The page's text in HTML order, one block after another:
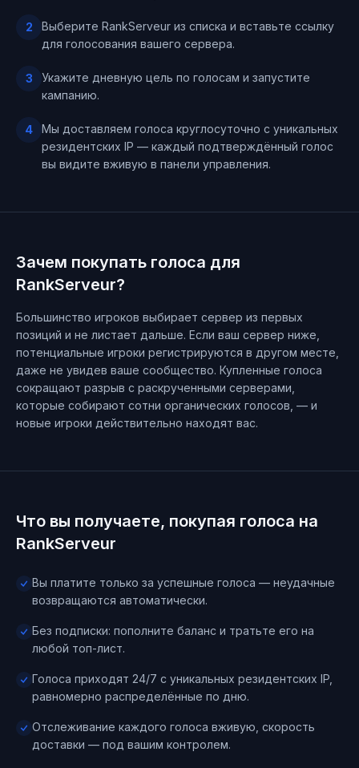
2
Выберите RankServeur из списка и вставьте ссылку
для голосования вашего сервера.
3
Укажите дневную цель по голосам и запустите
кампанию.
4
Мы доставляем голоса круглосуточно с уникальных
резидентских IP — каждый подтверждённый голос
вы видите вживую в панели управления.
Зачем покупать голоса для
RankServeur?
Большинство игроков выбирает сервер из первых
позиций и не листает дальше. Если ваш сервер ниже,
потенциальные игроки регистрируются в другом месте,
даже не увидев ваше сообщество. Купленные голоса
сокращают разрыв с раскрученными серверами,
которые собирают сотни органических голосов, — и
новые игроки действительно находят вас.
Что вы получаете, покупая голоса на
RankServeur
Вы платите только за успешные голоса — неудачные
возвращаются автоматически.
Без подписки: пополните баланс и тратьте его на
любой топ-лист.
Голоса приходят 24/7 с уникальных резидентских IP,
равномерно распределённые по дню.
Отслеживание каждого голоса вживую, скорость
доставки — под вашим контролем.